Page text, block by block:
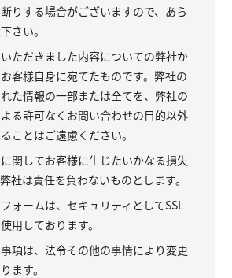
りする場合がございますので、あら
さい。
ただきました内容についての弊社か
客様自身に宛てたものです。弊社の
た情報の一部または全てを、弊社の
る許可なくお問い合わせの目的以外
ことはご遠慮ください。
関してお客様に生じたいかなる損失
社は責任を負わないものとします。
ォームは、セキュリティとしてSSL
用しております。
事項は、法令その他の事情により変更
ます。